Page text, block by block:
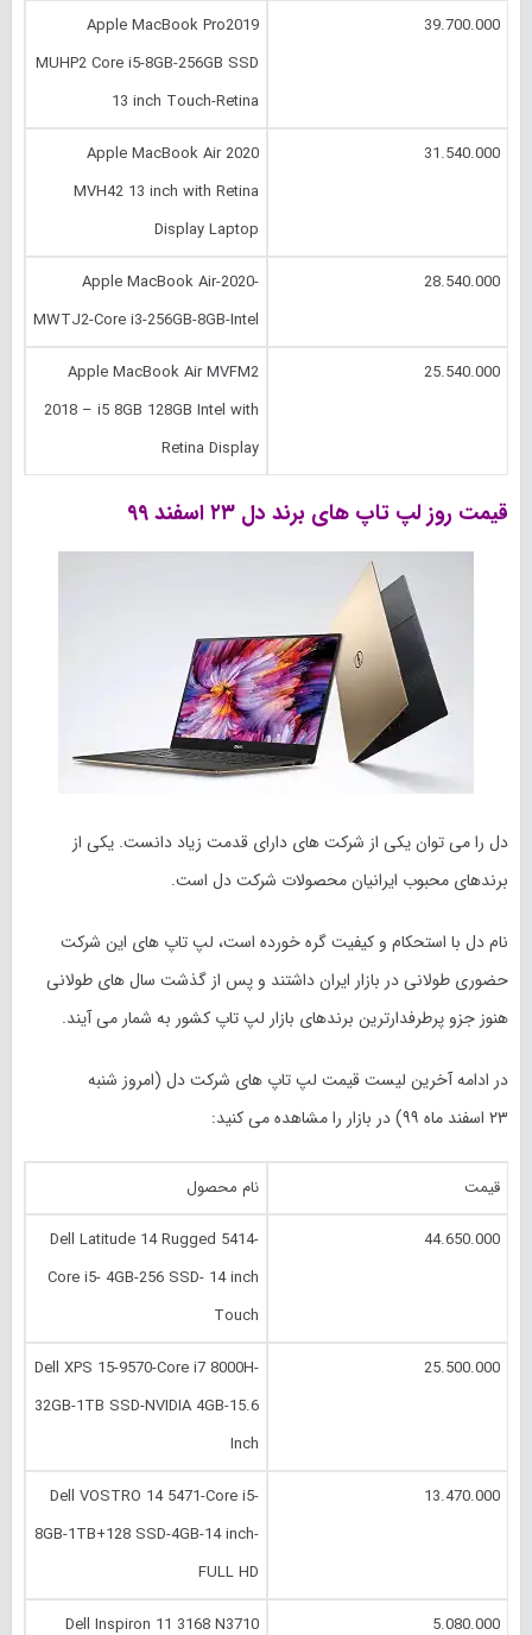
39.700.000
Apple MacBook Pro2019
MUHP2 Core i5-8GB-256GB SSD
13 inch Touch-Retina
31.540.000
Apple MacBook Air 2020
MVH42 13 inch with Retina
Display Laptop
28.540.000
Apple MacBook Air-2020-
MWTJ2-Core i3-256GB-8GB-Intel
25.540.000
Apple MacBook Air MVFM2
2018 – i5 8GB 128GB Intel with
Retina Display
قیمت روز لپ تاپ های برند دل ۲۳ اسفند ۹۹
دل را می توان یکی از شرکت های دارای قدمت زیاد دانست. یکی از
برندهای محبوب ایرانیان محصولات شرکت دل است.
نام دل با استحکام و کیفیت گره خورده است، لپ تاپ های این شرکت
حضوری طولانی در بازار ایران داشتند و پس از گذشت سال های طولانی
هنوز جزو پرطرفدارترین برندهای بازار لپ تاپ کشور به شمار می آیند.
در ادامه آخرین لیست قیمت لپ تاپ های شرکت دل (امروز شنبه
۲۳ اسفند
ماه ۹۹) در بازار را مشاهده می کنید:
قیمت نام محصول
44.650.000
Dell Latitude 14 Rugged 5414-
Core i5- 4GB-256 SSD- 14 inch
Touch
25.500.000
Dell XPS 15-9570-Core i7 8000H-
32GB-1TB SSD-NVIDIA 4GB-15.6
Inch
13.470.000
Dell VOSTRO 14 5471-Core i5-
8GB-1TB+128 SSD-4GB-14 inch-
FULL HD
5.080.000
Dell Inspiron 11 3168 N3710